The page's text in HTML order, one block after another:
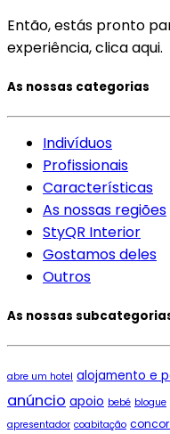
Então, estás pronto
experiência, clica aqui.
As nossas categorias
Indivíduos
Profissionais
Características
As nossas regiões
StyQR Interior
Gostamos deles
Outros
As nossas
abre um hotel alojamento e
anúncio apoio bebé blogue
apresentador coabitação